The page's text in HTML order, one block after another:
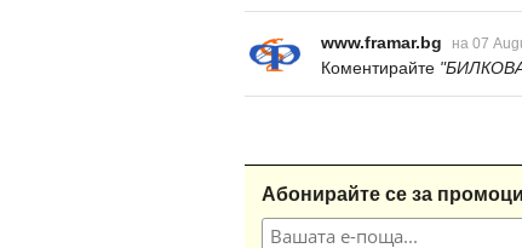
www.framar.bg на 07
Коментирайте
Абонирайте се за